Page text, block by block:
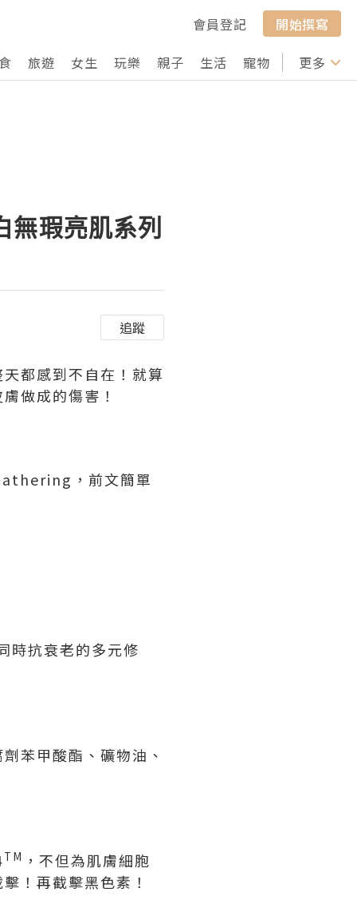
會員登記
開始撰寫
旅遊 女生 玩樂 親子 生活 寵物 行山 打卡
更多
瑕亮肌系列
追蹤
都感到不自在！就算
做成的傷害！
，前文簡單
抗衰老的多元修
苯甲酸酯、礦物油、
TM ，不但為肌膚細胞
！再截擊黑色素！